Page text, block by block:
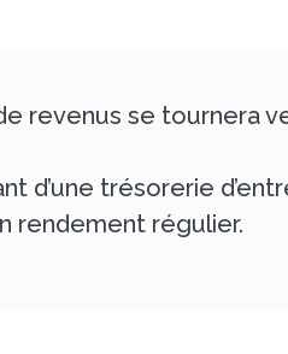
revenus se tournera
d’une trésorerie
rendement régulier.